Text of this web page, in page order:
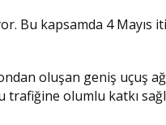
Bu kapsamda 4 Mayıs
oluşan geniş uçuş
olumlu katkı